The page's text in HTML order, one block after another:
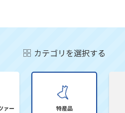
カテゴリを選択する
ァー 特産品